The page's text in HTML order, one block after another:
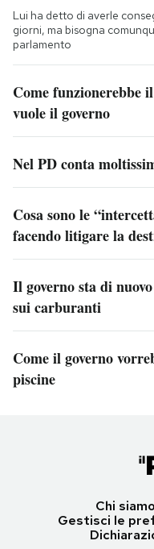
Lui ha detto di averle
giorni, ma bisogna
parlamento
Come funzionerebbe
vuole il governo
Nel PD conta
Cosa sono le
facendo litigare la
Il governo sta di
sui carburanti
Come il governo
piscine
Chi siamo
Gestisci le